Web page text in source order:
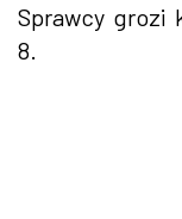
Sprawcy grozi
8.